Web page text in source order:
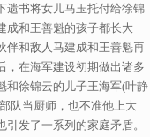
遗书将女儿马玉托付给徐锦
成和王善魁的孩子都长大
伴和敌人马建成和王善魁再
，在海军建设初期做出诸多
和徐锦云的儿子王海军(叶静
队当厨师，也不准他上大
发了一系列的家庭矛盾。